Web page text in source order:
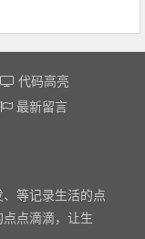
代码高亮
最新留言
等记录生活的点
点滴滴，让生